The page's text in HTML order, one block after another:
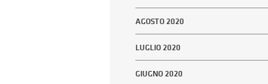
AGOSTO 2020
LUGLIO 2020
GIUGNO 2020